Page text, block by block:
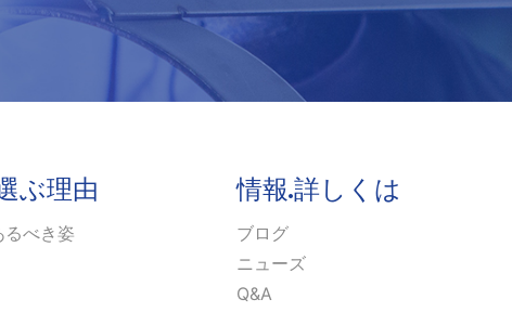
ぶ理由
べき姿
情報·詳しくは
ブログ
ニューズ
Q&A